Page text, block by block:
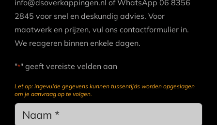
info@dsoverkappingen.nl of WhatsApp 06 8356
2845 voor snel en deskundig advies. Voor
maatwerk en prijzen, vul ons contactformulier in.
We reageren binnen enkele dagen.
"*" geeft vereiste velden aan
Let op: ingevulde gegevens kunnen tussentijds worden opgeslagen
om je aanvraag op te volgen.
Name
*